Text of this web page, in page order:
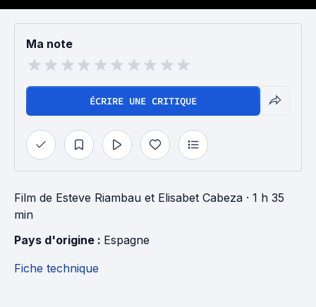
Ma note
ÉCRIRE UNE CRITIQUE
Film de Esteve Riambau et Elisabet Cabeza · 1 h 35
min
Pays d'origine : Espagne
Fiche technique